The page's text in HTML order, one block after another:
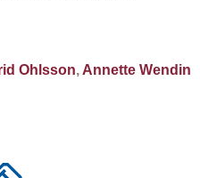
Ohlsson, Annette Wendin